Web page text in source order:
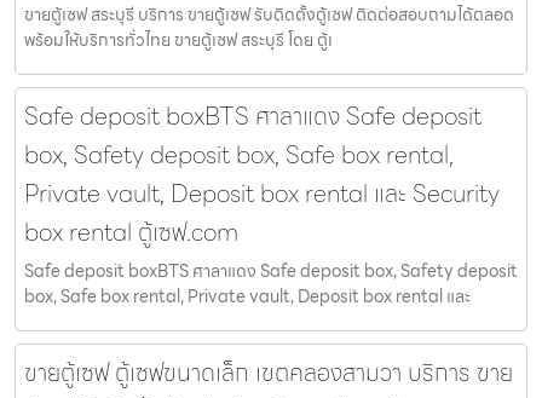
ขายตู้เซฟ สระบุรี บริการ ขายตู้เซฟ รับติดตั้งตู้เซฟ ติดต่อสอบถามได้ตลอด
พร้อมให้บริการทั่วไทย ขายตู้เซฟ สระบุรี โดย ตู้เ
Safe deposit boxBTS ศาลาแดง Safe deposit
box, Safety deposit box, Safe box rental,
Private vault, Deposit box rental และ Security
box rental ตู้เซฟ.com
Safe deposit boxBTS ศาลาแดง Safe deposit box, Safety deposit
box, Safe box rental, Private vault, Deposit box rental และ
ขายตู้เซฟ ตู้เซฟขนาดเล็ก เขตคลองสามวา บริการ ขาย